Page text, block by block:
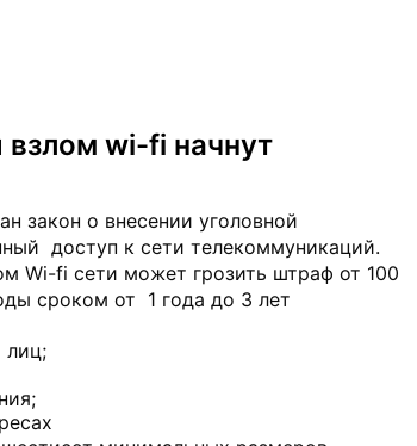
wi-fi начнут
закон о внесении уголовной
доступ к сети телекоммуникаций.
Wi-fi сети может грозить штраф от 100
сроком от 1 года до 3 лет
лиц;